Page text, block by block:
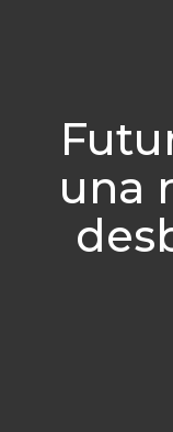
una